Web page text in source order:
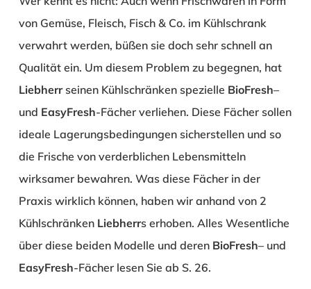
von Gemüse, Fleisch, Fisch & Co. im Kühlschrank
verwahrt werden, büßen sie doch sehr schnell an
Qualität ein. Um diesem Problem zu begegnen, hat
Liebherrseinen Kühlschränken spezielle BioFresh–
und EasyFresh-Fächer verliehen. Diese Fächer sollen
ideale Lagerungsbedingungen sicherstellen und so
die Frische von verderblichen Lebensmitteln
wirksamer bewahren. Was diese Fächer in der
Praxis wirklich können, haben wir anhand von 2
Kühlschränken Liebherrs erhoben. Alles Wesentliche
über diese beiden Modelle und deren BioFresh– und
EasyFresh-Fächer lesen Sie ab S. 26.